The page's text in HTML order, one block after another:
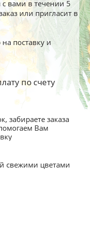
вами в течении 5
или пригласит в
поставку и
по счету
забираете заказа
Вам
свежими цветами